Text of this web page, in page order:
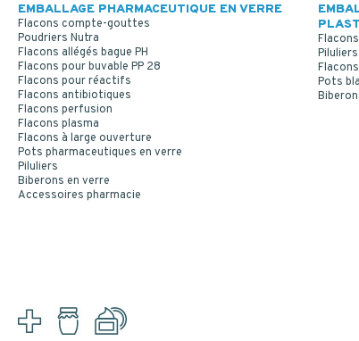
EMBALLAGE PHARMACEUTIQUE EN VERRE
Flacons compte-gouttes
Poudriers Nutra
Flacons allégés bague PH
Flacons pour buvable PP 28
Flacons pour réactifs
Flacons antibiotiques
Flacons perfusion
Flacons plasma
Flacons à large ouverture
Pots pharmaceutiques en verre
Piluliers
Biberons en verre
Accessoires pharmacie
Pots